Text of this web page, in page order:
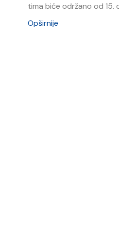
tima biće održano od 15.
Opširnije